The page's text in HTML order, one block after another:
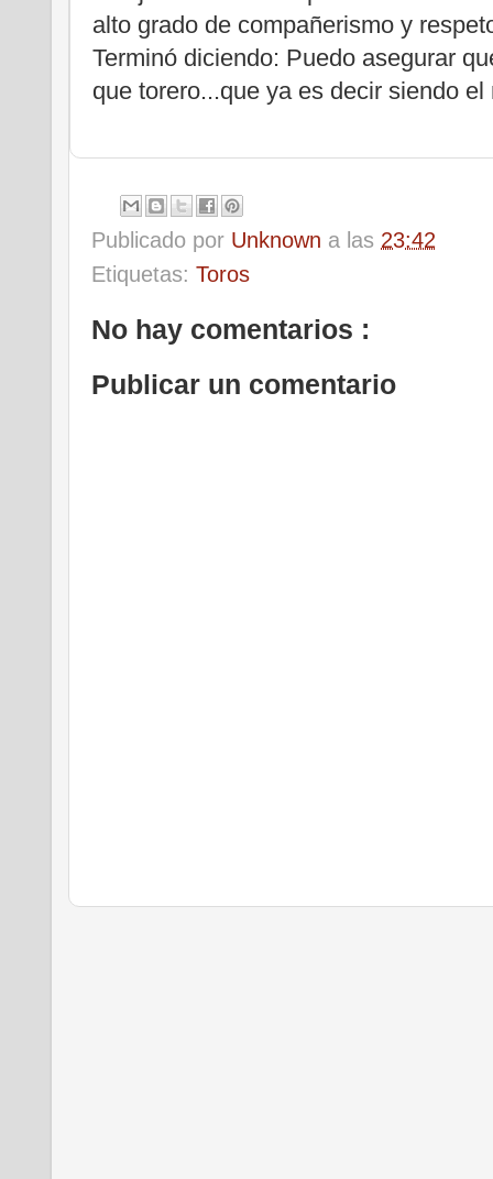
alto grado de compañerismo y
Terminó diciendo: Puedo asegurar
que torero...que ya es decir siendo
Publicado por Unknown a las 23:42
Etiquetas: Toros
No hay comentarios :
Publicar un comentario